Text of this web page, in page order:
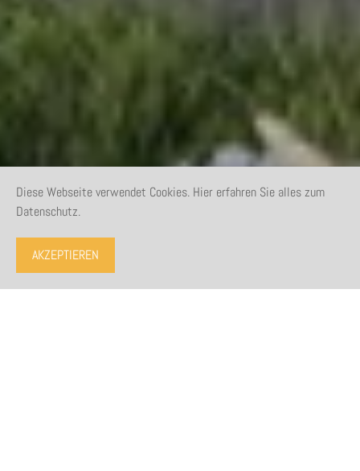
Diese Webseite verwendet Cookies. Hier erfahren Sie alles zum
Datenschutz.
AKZEPTIEREN